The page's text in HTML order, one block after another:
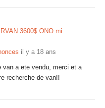
3600$ ONO mi
il y a 18 ans
van a ete vendu, merci et a
recherche de van!!